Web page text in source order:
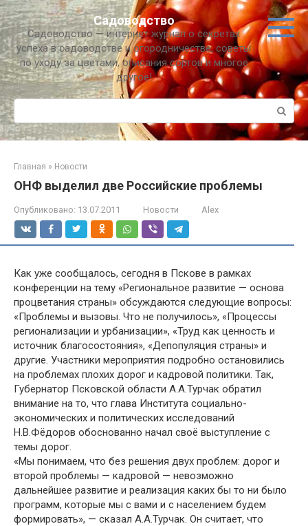
Перейти
к
контенту
Садоводство
Садоводство — интернет журнал о секретах
успеха в садоводстве и огородничестве, советы
по уходу за цветами, описания сортов и многое
другое!
Поиск:
Главная » Новости
ОНФ выделил две Российские проблемы
Опубликовано: 13.07.2011 Новости Alex
Как уже сообщалось, сегодня в Пскове в рамках
конференции на тему «Региональное развитие — основа
процветания страны» обсуждаются следующие вопросы:
«Проблемы и вызовы. Что не получилось», «Процессы
регионализации и урбанизации», «Труд как ценность и
источник благосостояния», «Депопуляция страны» и
другие. Участники мероприятия подробно остановились
на проблемах плохих дорог и кадровой политики. Так,
Губернатор Псковской области А.А.Турчак обратил
внимание на то, что глава Института социально-
экономических и политических исследований
Н.В.Фёдоров обоснованно начал своё выступление с
темы дорог.
«Мы понимаем, что без решения двух проблем: дорог и
второй проблемы — кадровой — невозможно
дальнейшее развитие и реализация каких бы то ни было
программ, которые мы с вами и с населением будем
формировать», — сказал А.А.Турчак. Он считает, что